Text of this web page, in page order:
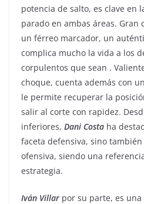
potencia de salto, es clave en
parado en ambas áreas. Gran
un férreo marcador, un
complica mucho la vida a los
corpulentos que sean .
choque, cuenta además con
le permite recuperar la
salir al corte con rapidez.
inferiores, Dani Costa ha
faceta defensiva, sino
ofensiva, siendo una
estrategia.
Iván Villar por su parte, es